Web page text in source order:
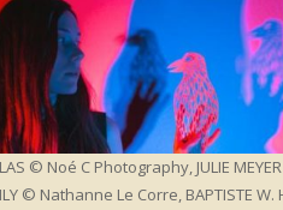
© Noé C Photography, JULIE
© Nathanne Le Corre, BAPTISTE